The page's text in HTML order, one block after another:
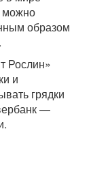
можно
образом
Рослин»
и
грядки
—